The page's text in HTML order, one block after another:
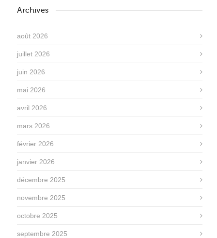
Archives
août 2026
juillet 2026
juin 2026
mai 2026
avril 2026
mars 2026
février 2026
janvier 2026
décembre 2025
novembre 2025
octobre 2025
septembre 2025